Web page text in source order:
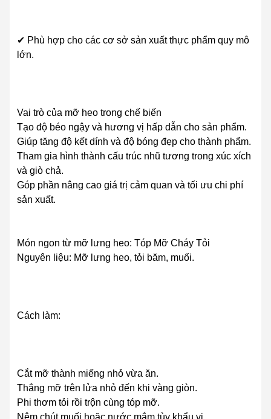
✔ Phù hợp cho các cơ sở sản xuất thực phẩm quy mô
lớn.
Vai trò của mỡ heo trong chế biến
Tạo độ béo ngậy và hương vị hấp dẫn cho sản phẩm.
Giúp tăng độ kết dính và độ bóng đẹp cho thành phẩm.
Tham gia hình thành cấu trúc nhũ tương trong xúc xích
và giò chả.
Góp phần nâng cao giá trị cảm quan và tối ưu chi phí
sản xuất.
Món ngon từ mỡ lưng heo: Tóp Mỡ Cháy Tỏi
Nguyên liệu: Mỡ lưng heo, tỏi băm, muối.
Cách làm:
Cắt mỡ thành miếng nhỏ vừa ăn.
Thắng mỡ trên lửa nhỏ đến khi vàng giòn.
Phi thơm tỏi rồi trộn cùng tóp mỡ.